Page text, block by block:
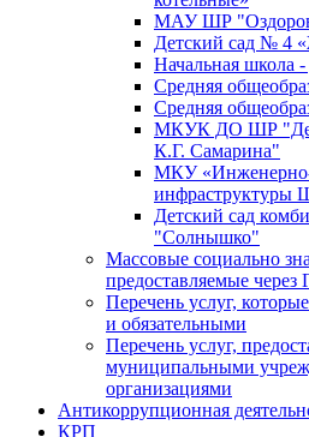
МАУ ШР
Детский сад № 4
Начальная школа
Средняя
Средняя
МКУК ДО ШР
К.Г. Самарина"
МКУ «Инженерно-
инфраструктуры
Детский сад
"Солнышко"
Массовые социально
предоставляемые через
Перечень услуг,
и обязательными
Перечень услуг,
муниципальными
организациями
Антикоррупционная
КРП